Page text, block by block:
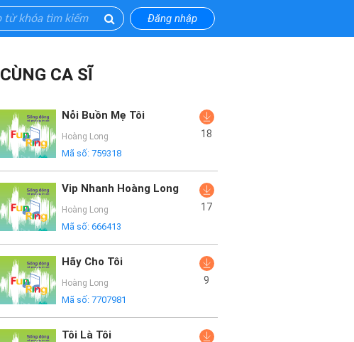
Đăng nhập
CÙNG CA SĨ
Nỗi Buồn Mẹ Tôi
Hoàng Long
Mã số:759318
18
Vip Nhanh Hoàng Long
Hoàng Long
Mã số:666413
17
Hãy Cho Tôi
Hoàng Long
Mã số:7707981
9
Tôi Là Tôi